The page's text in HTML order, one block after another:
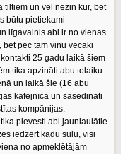
tiltiem un vēl nezin kur, bet
būtu pietiekami
līgavainis abi ir no vienas
pēc tam viņu vecāki
25 gadu laikā šiem
tika apzināti abu tolaiku
un laikā šie (16 abu
kafejnīcā un sasēdināti
kompānijas.
pievesti abi jaunlaulātie
iedzert kādu sulu, visi
no apmeklētājām